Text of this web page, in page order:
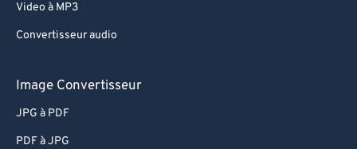
Video à MP3
Convertisseur audio
Image Convertisseur
JPG à PDF
PDF à JPG